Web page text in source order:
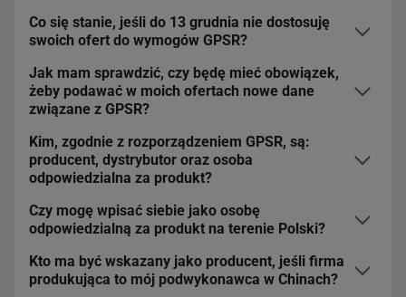
Jako sprzedający odpowiadasz za wskazanie zgodnych z
prawdą i poprawnych danych w wymaganych polach.
Co się stanie, jeśli do 13 grudnia nie dostosuję
swoich ofert do wymogów GPSR?
Jeśli nie dostosujesz swoich ofert do wymogów GPSR, po
wejściu w życie rozporządzenia możesz narazić się na
sankcje prawne, w tym kary finansowe.
Jak mam sprawdzić, czy będę mieć obowiązek,
żeby podawać w moich ofertach nowe dane
związane z GPSR?
Wtym plikuznajdziesz listę kategorii, których nie dotyczy
nowe rozporządzenie.
Kim, zgodnie z rozporządzeniem GPSR, są:
producent, dystrybutor oraz osoba
odpowiedzialna za produkt?
Producent – oznacza każdą osobę fizyczną lub prawną,
która wytwarza produkt lub która zleca zaprojektowanie
lub wytworzenie produktu i sprzedaje ten produkt pod
własną nazwą lub znakiem towarowym.Dystrybutor
–
oznacza każdą osobę fizyczną lub prawną, która
Czy mogę wpisać siebie jako osobę
odpowiedzialną za produkt na terenie Polski?
Jeśli producent lub dystrybutor nie wskaże żadnych
innych danych – możesz podać swoje. Jako osoba
Kto ma być wskazany jako producent, jeśli firma
produkująca to mój podwykonawca w Chinach?